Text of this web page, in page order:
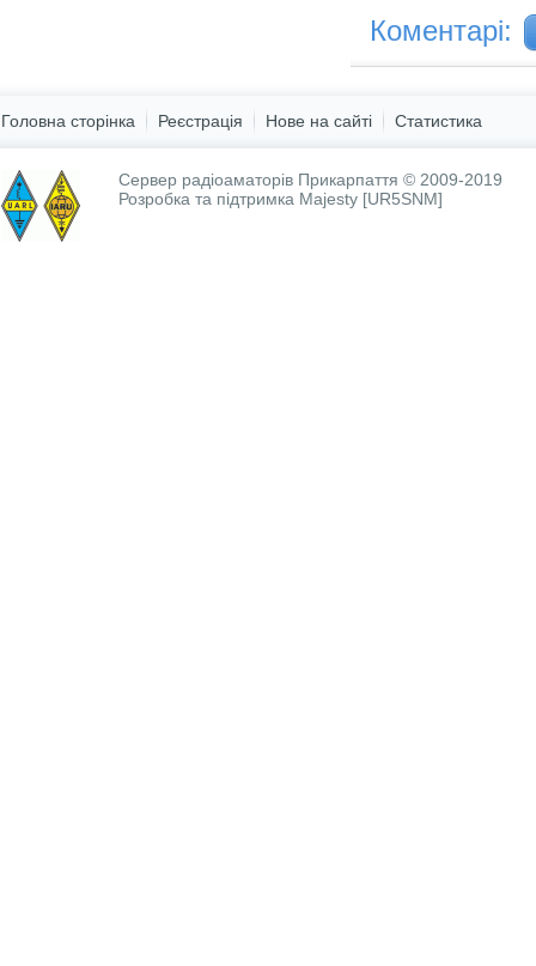
Коментарі:
Головна сторінка Реєстрація Нове на сайті Статистика
Сервер радіоаматорів Прикарпаття © 2009-2019
Розробка та підтримка Majesty [UR5SNM]